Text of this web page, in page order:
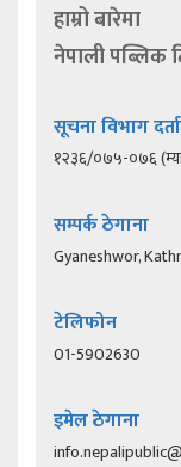
हाम्रो बारेमा
नेपाली पब्लिक
सूचना विभाग
१२३६/०७५-०७६ (म्याक
सम्पर्क ठेगाना
Gyaneshwor,
टेलिफोन
01-5902630
इमेल ठेगाना